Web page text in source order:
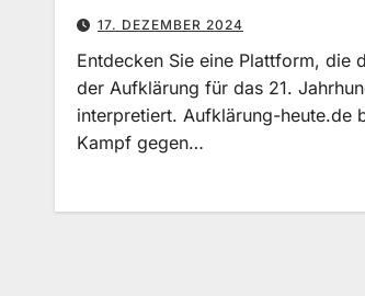
17. DEZEMBER 2024
Entdecken Sie eine Plattform, die
der Aufklärung für das 21.
interpretiert. Aufklärung-heute.de
Kampf gegen…